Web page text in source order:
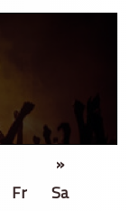
»
Fr Sa